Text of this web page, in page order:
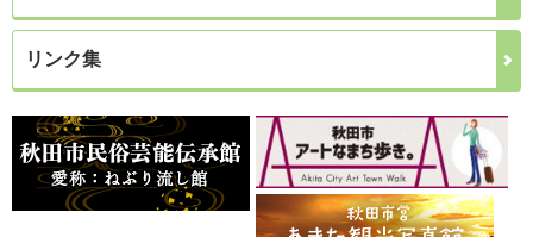
リンク集